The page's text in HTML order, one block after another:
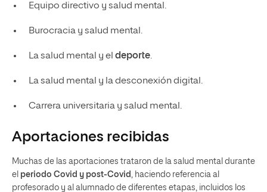
Equipo directivo y salud mental.
Burocracia y salud mental.
La salud mental y el deporte.
La salud mental y la desconexión digital.
Carrera universitaria y salud mental.
Aportaciones recibidas
Muchas de las aportaciones trataron de la salud mental durante
el periodo Covid y post-Covid
, haciendo referencia al
profesorado y al alumnado de diferentes etapas, incluidos los